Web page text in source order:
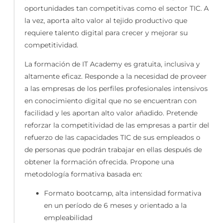
oportunidades tan competitivas como el sector TIC. A
la vez, aporta alto valor al tejido productivo que
requiere talento digital para crecer y mejorar su
competitividad.
La formación de IT Academy es gratuita, inclusiva y
altamente eficaz. Responde a la necesidad de proveer
a las empresas de los perfiles profesionales intensivos
en conocimiento digital que no se encuentran con
facilidad y les aportan alto valor añadido. Pretende
reforzar la competitividad de las empresas a partir del
refuerzo de las capacidades TIC de sus empleados o
de personas que podrán trabajar en ellas después de
obtener la formación ofrecida. Propone una
metodología formativa basada en:
Formato bootcamp, alta intensidad formativa
en un período de 6 meses y orientado a la
empleabilidad